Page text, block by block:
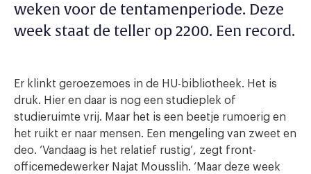
weken voor de tentamenperiode. Deze
week staat de teller op 2200. Een record.
Er klinkt geroezemoes in de HU-bibliotheek. Het is
druk. Hier en daar is nog een studieplek of
studieruimte vrij. Maar het is een beetje rumoerig en
het ruikt er naar mensen. Een mengeling van zweet en
deo. ‘Vandaag is het relatief rustig’, zegt front-
officemedewerker Najat Mousslih. ‘Maar deze week